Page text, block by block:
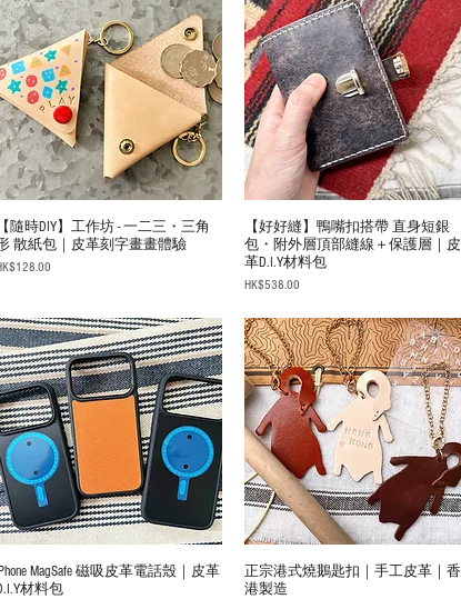
隨時DIY】工作坊 - 一二三・三角
散紙包｜皮革刻字畫畫體驗
【好好縫】鴨嘴扣搭帶 直身短銀
包・附外層頂部縫線＋保護層｜皮
革D.I.Y材料包
Price
HK$538.00
MagSafe 磁吸皮革電話殼｜皮革
材料包
正宗港式燒鵝匙扣｜手工皮革｜香
港製造